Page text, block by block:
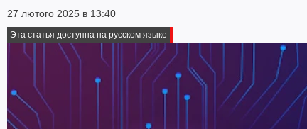
27 лютого 2025 в 13:40
Эта статья доступна на русском языке